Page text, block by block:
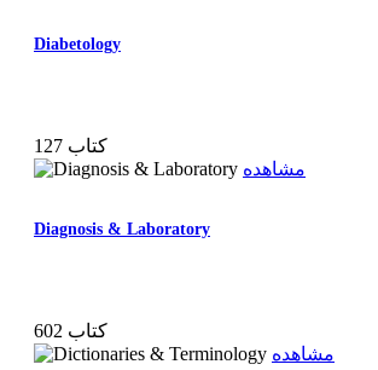
Diabetology
127 کتاب
مشاهده
Diagnosis & Laboratory
602 کتاب
مشاهده